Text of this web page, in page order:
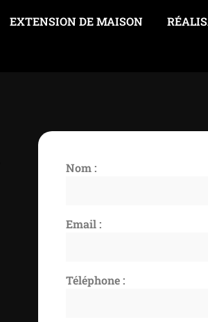
EXTENSION DE MAISON
Nom :
Email :
Téléphone :